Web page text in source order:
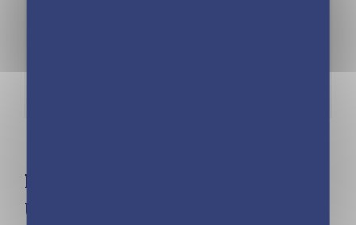
Frigobloc Le mini calendrier
Ultra Simple pour une famille